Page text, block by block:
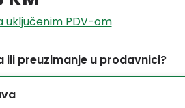
uključenim PDV-om
ili preuzimanje u prodavnici?